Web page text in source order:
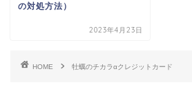
の対処方法）
2023年4月23日
HOME 牡蠣のチカラαクレジットカード